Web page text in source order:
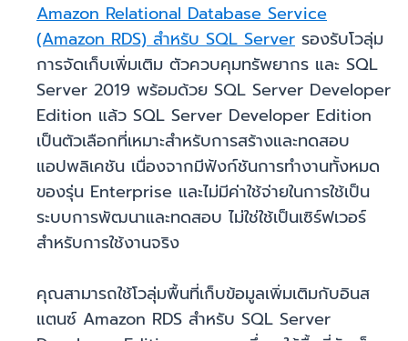
Amazon Relational Database Service
(Amazon RDS) สำหรับ SQL Server รองรับโวลุ่ม
การจัดเก็บเพิ่มเติม ตัวควบคุมทรัพยากร และ SQL
Server 2019 พร้อมด้วย SQL Server Developer
Edition แล้ว SQL Server Developer Edition
เป็นตัวเลือกที่เหมาะสำหรับการสร้างและทดสอบ
แอปพลิเคชัน เนื่องจากมีฟังก์ชันการทำงานทั้งหมด
ของรุ่น Enterprise และไม่มีค่าใช้จ่ายในการใช้เป็น
ระบบการพัฒนาและทดสอบ ไม่ใช่ใช้เป็นเซิร์ฟเวอร์
สำหรับการใช้งานจริง
คุณสามารถใช้โวลุ่มพื้นที่เก็บข้อมูลเพิ่มเติมกับอินส
แตนซ์ Amazon RDS สำหรับ SQL Server